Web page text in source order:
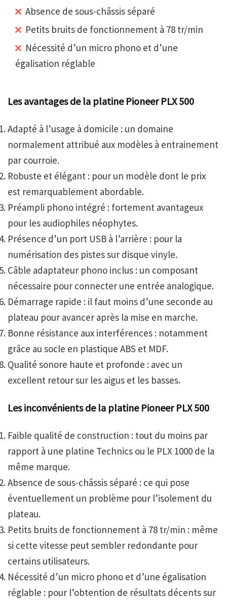
Absence de sous-châssis séparé
Petits bruits de fonctionnement à 78 tr/min
Nécessité d’un micro phono et d’une
égalisation réglable
Les avantages de la platine Pioneer PLX 500
Adapté à l’usage à domicile : un domaine
normalement attribué aux modèles à entrainement
par courroie.
Robuste et élégant : pour un modèle dont le prix
est remarquablement abordable.
Préampli phono intégré : fortement avantageux
pour les audiophiles néophytes.
Présence d’un port USB à l’arrière : pour la
numérisation des pistes sur disque vinyle.
Câble adaptateur phono inclus : un composant
nécessaire pour connecter une entrée analogique.
Démarrage rapide : il faut moins d’une seconde au
plateau pour avancer après la mise en marche.
Bonne résistance aux interférences : notamment
grâce au socle en plastique ABS et MDF.
Qualité sonore haute et profonde : avec un
excellent retour sur les aigus et les basses.
Les inconvénients de la platine Pioneer PLX 500
Faible qualité de construction : tout du moins par
rapport à une platine Technics ou le PLX 1000 de la
même marque.
Absence de sous-châssis séparé : ce qui pose
éventuellement un problème pour l’isolement du
plateau.
Petits bruits de fonctionnement à 78 tr/min : même
si cette vitesse peut sembler redondante pour
certains utilisateurs.
Nécessité d’un micro phono et d’une égalisation
réglable : pour l’obtention de résultats décents sur